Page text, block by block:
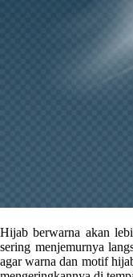
Hijab berwarna akan
sering menjemurnya
agar warna dan motif